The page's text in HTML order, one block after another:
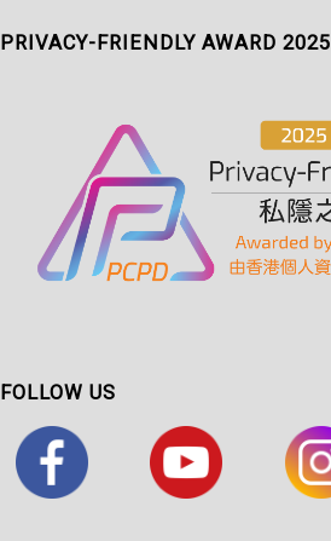
PRIVACY-FRIENDLY AWARD 2025
FOLLOW US